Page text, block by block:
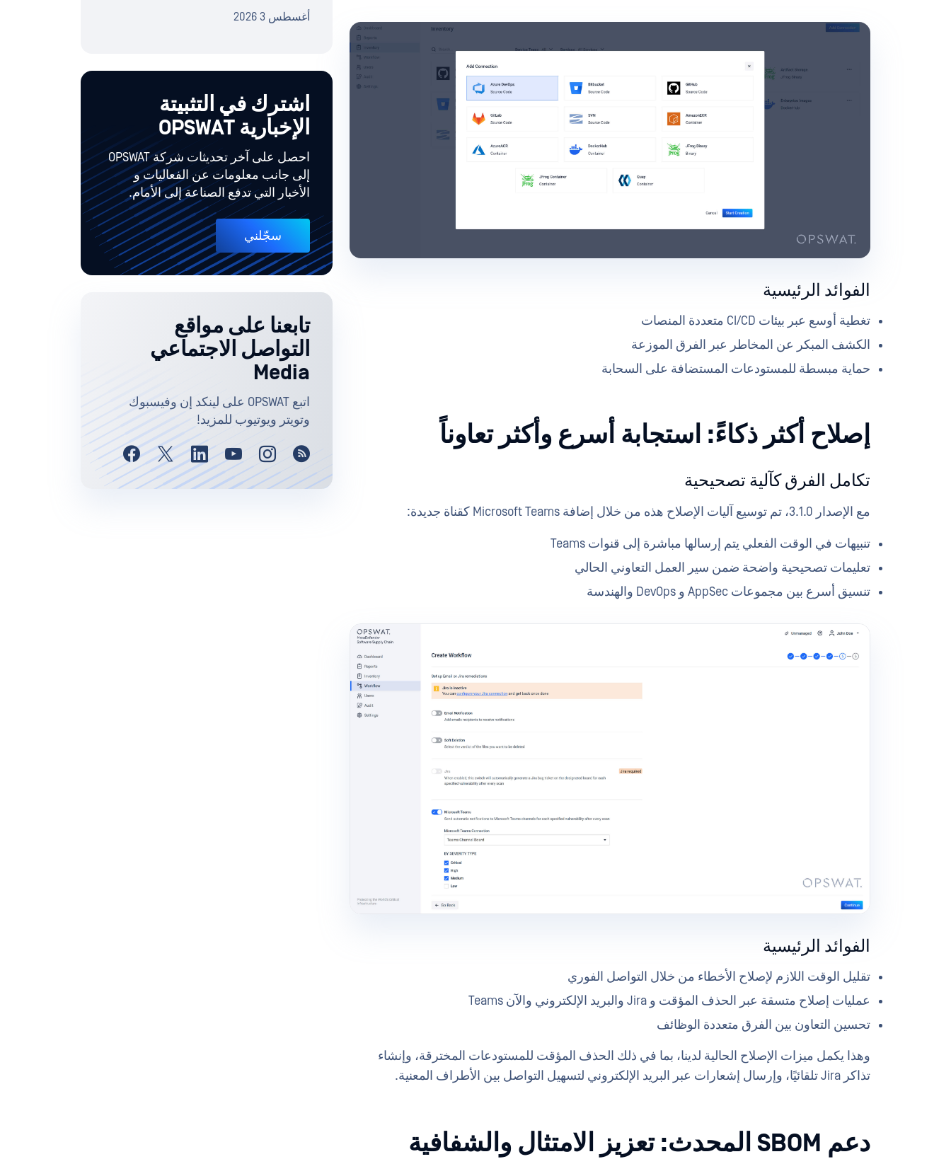
الفوائد الرئيسية
تغطية أوسع عبر بيئات CI/CD متعددة المنصات
الكشف المبكر عن المخاطر عبر الفرق الموزعة
حماية مبسطة للمستودعات المستضافة على السحابة
إصلاح أكثر ذكاءً: استجابة أسرع وأكثر تعاوناً
تكامل الفرق كآلية تصحيحية
مع الإصدار 3.1.0، تم توسيع آليات الإصلاح هذه من خلال إضافة Microsoft Teams كقناة جديدة:
تنبيهات في الوقت الفعلي يتم إرسالها مباشرة إلى قنوات Teams
تعليمات تصحيحية واضحة ضمن سير العمل التعاوني الحالي
تنسيق أسرع بين مجموعات AppSec و DevOps والهندسة
الفوائد الرئيسية
تقليل الوقت اللازم لإصلاح الأخطاء من خلال التواصل الفوري
عمليات إصلاح متسقة عبر الحذف المؤقت و Jira والبريد الإلكتروني والآن Teams
تحسين التعاون بين الفرق متعددة الوظائف
وهذا يكمل ميزات الإصلاح الحالية لدينا، بما في ذلك الحذف المؤقت للمستودعات المخترقة، وإنشاء
تذاكر Jira تلقائيًا، وإرسال إشعارات عبر البريد الإلكتروني لتسهيل التواصل بين الأطراف المعنية.
دعم SBOM المحدث: تعزيز الامتثال والشفافية
أغسطس 3 2026
اشترك في التثبيتة
الإخبارية OPSWAT
احصل على آخر تحديثات شركة OPSWAT
إلى جانب معلومات عن الفعاليات و
الأخبار التي تدفع الصناعة إلى الأمام.
سجّلني
تابعنا على مواقع
التواصل الاجتماعي
Media
اتبع OPSWAT على لينكد إن وفيسبوك
وتويتر ويوتيوب للمزيد!